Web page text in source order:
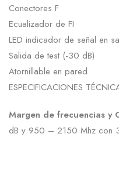
Conectores F
Ecualizador de FI
LED indicador de señal en
Salida de test (-30 dB)
Atornillable en pared
ESPECIFICACIONES
Margen de frecuencias y
dB y 950 – 2150 Mhz con